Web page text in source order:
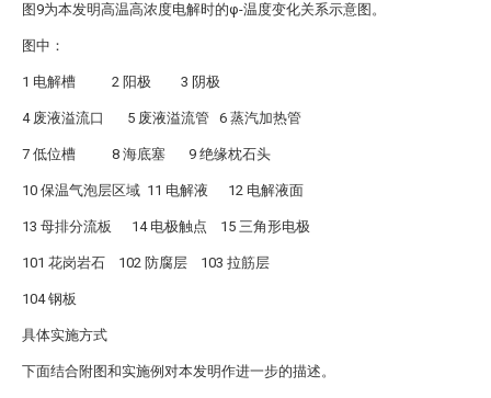
图9为本发明高温高浓度电解时的φ-温度变化关系示意图。
图中：
1 电解槽 2 阳极 3 阴极
4 废液溢流口 5 废液溢流管 6 蒸汽加热管
7 低位槽 8 海底塞 9 绝缘枕石头
10 保温气泡层区域 11 电解液 12 电解液面
13 母排分流板 14 电极触点 15 三角形电极
101 花岗岩石 102 防腐层 103 拉筋层
104 钢板
具体实施方式
下面结合附图和实施例对本发明作进一步的描述。